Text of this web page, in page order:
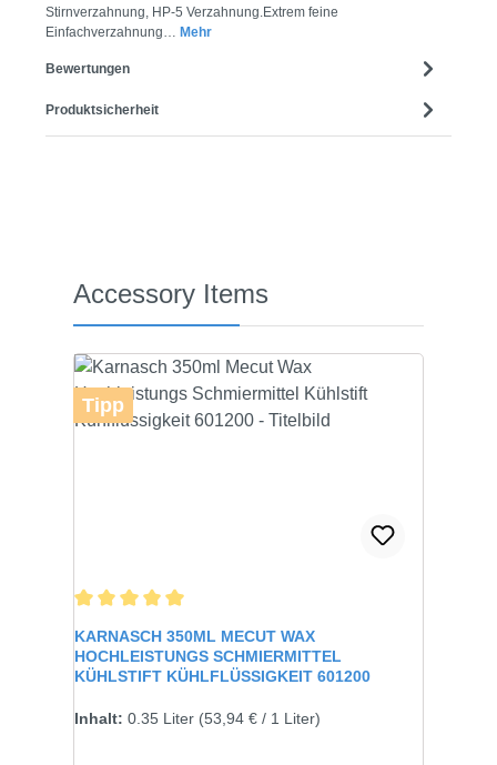
Stirnverzahnung, HP-5 Verzahnung.Extrem feine
Einfachverzahnung… Mehr
Bewertungen
Produktsicherheit
Produktgalerie überspringen
Accessory Items
Tipp
KARNASCH 350ML MECUT WAX
HOCHLEISTUNGS SCHMIERMITTEL
KÜHLSTIFT KÜHLFLÜSSIGKEIT 601200
Inhalt: 0.35 Liter (53,94 € / 1 Liter)